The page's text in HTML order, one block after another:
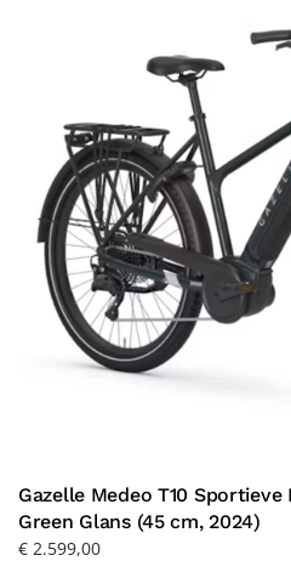
Gazelle Medeo T10
Green Glans (45 cm, 2024)
€ 2.599,00